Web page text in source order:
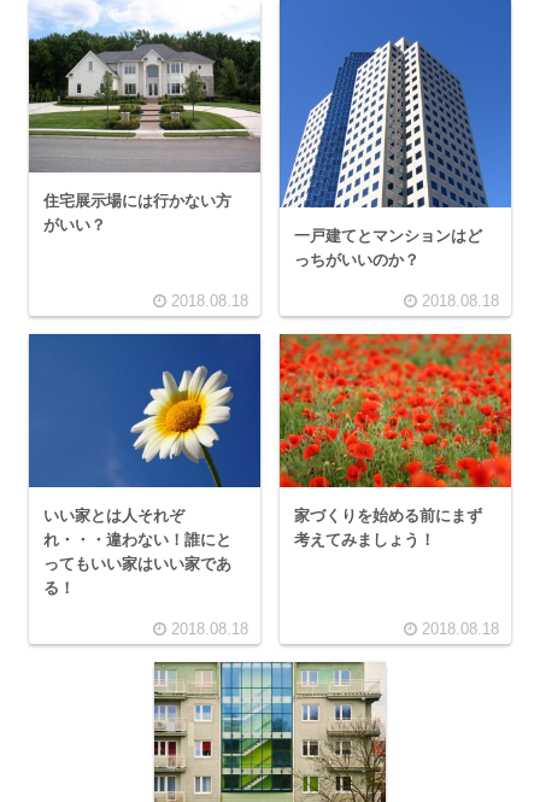
住宅展示場には行かない方
がいい？
2018.08.18
一戸建てとマンションはど
っちがいいのか？
2018.08.18
いい家とは人それぞ
れ・・・違わない！誰にと
ってもいい家はいい家であ
る！
2018.08.18
家づくりを始める前にまず
考えてみましょう！
2018.08.18